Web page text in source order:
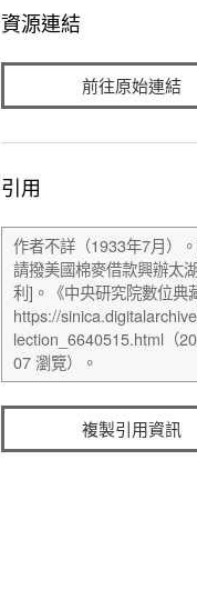
資源連結
前往原始連結
引用
複製引用資訊